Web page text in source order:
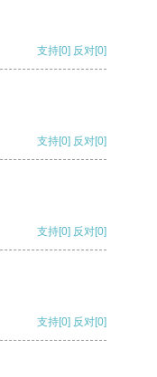
支持[0] 反对[0]
支持[0] 反对[0]
支持[0] 反对[0]
支持[0] 反对[0]